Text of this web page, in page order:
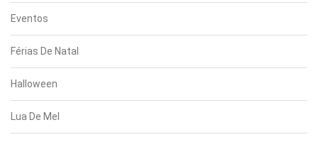
Eventos
Férias De Natal
Halloween
Lua De Mel